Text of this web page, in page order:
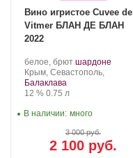
Вино игристое Cuvee de
Vitmer БЛАН ДЕ БЛАН
2022
Производитель:
Золотая
Балка.
белое, брют .
Сорт
шардоне
Регион:
Крым, Севастополь,
Балаклава
Крепость
12 %. Объем
0.75 л
2 100 руб.
3 000 руб.
В наличии: много